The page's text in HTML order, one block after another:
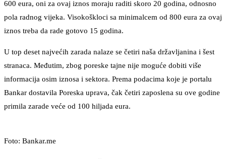
600 eura, oni za ovaj iznos moraju raditi skoro 20 godina, odnosno
pola radnog vijeka. Visokoškloci sa minimalcem od 800 eura za ovaj
iznos treba da rade gotovo 15 godina.
U top deset najvećih zarada nalaze se četiri naša državljanina i šest
stranaca. Međutim, zbog poreske tajne nije moguće dobiti više
informacija osim iznosa i sektora. Prema podacima koje je portalu
Bankar dostavila Poreska uprava, čak četiri zaposlena su ove godine
primila zarade veće od 100 hiljada eura.
Foto: Bankar.me